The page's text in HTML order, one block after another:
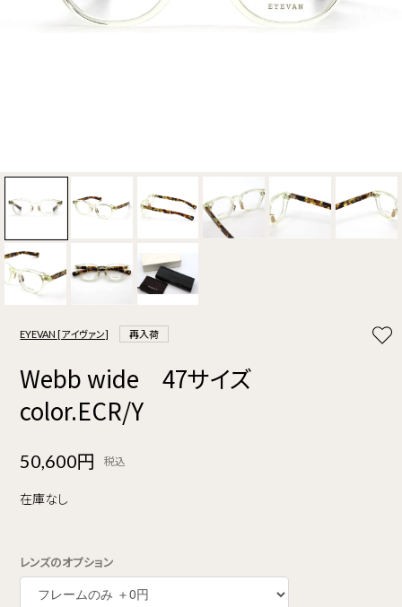
EYEVAN [アイヴァン] 再入荷
Webb wide 47サイズ
color.ECR/Y
50,600円 税込
在庫なし
レンズのオプション